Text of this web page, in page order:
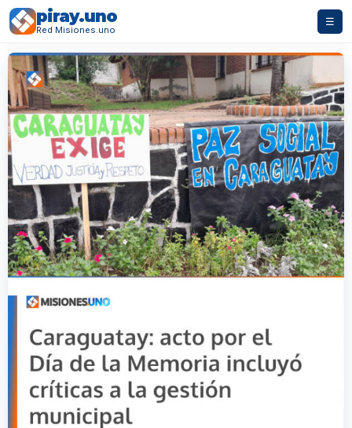
piray.uno
Red Misiones.uno
☰